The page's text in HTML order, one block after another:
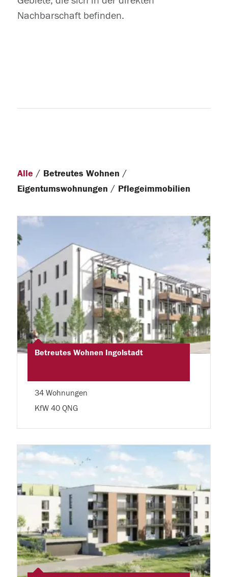
Nachbarschaft befinden.
Alle / Betreutes Wohnen /
Eigentumswohnungen / Pflegeimmobilien
Betreutes Wohnen Ingolstadt
34 Wohnungen
KfW 40 QNG